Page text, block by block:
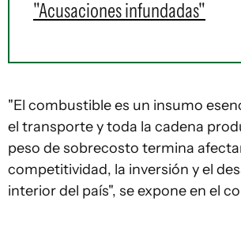
"Acusaciones infundadas"
"El combustible es un insumo
el transporte y toda la cadena
peso de sobrecosto termina
competitividad, la inversión y el
interior del país", se expone en el